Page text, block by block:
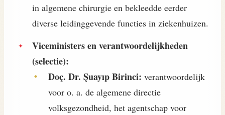
in algemene chirurgie en bekleedde eerder
diverse leidinggevende functies in ziekenhuizen.
Viceministers en verantwoordelijkheden
(selectie):
Doç. Dr. Şuayıp Birinci: verantwoordelijk
voor o. a. de algemene directie
volksgezondheid, het agentschap voor